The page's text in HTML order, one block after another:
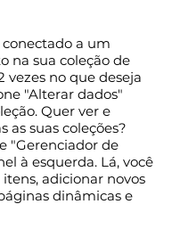
a um
na sua coleção de
vezes no que deseja
"Alterar dados"
Quer ver e
as suas coleções?
"Gerenciador de
à esquerda. Lá, você
adicionar novos
dinâmicas e